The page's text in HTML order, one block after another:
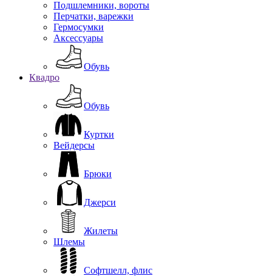
Подшлемники, вороты
Перчатки, варежки
Гермосумки
Аксессуары
Обувь
Квадро
Обувь
Куртки
Вейдерсы
Брюки
Джерси
Жилеты
Шлемы
Софтшелл, флис